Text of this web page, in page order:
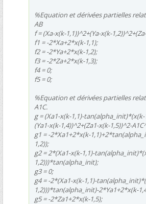
%Equation et dérivées partielles
AB
f = (Xa-x(k-1,1))^2+(Ya-x(k-
f1 = -2*Xa+2*x(k-1,1);
f2 = -2*Ya+2*x(k-1,2);
f3 = -2*Za+2*x(k-1,3);
f4 = 0;
f5 = 0;
%Equation et dérivées partielles
A1C.
g = (Xa1-x(k-1,1)-tan(alpha_init)*(x(k-
(Ya1-x(k-1,4))^2+(Za1-x(k-1,5))^2-
g1 = -2*Xa1+2*x(k-
1,2));
g2 = 2*(Xa1-x(k-1,1)-
1,2)))*tan(alpha_init);
g3 = 0;
g4 = -2*(Xa1-x(k-1,1)-
1,2)))*tan(alpha_init)-2*Ya1+2*x(k-
g5 = -2*Za1+2*x(k-1,5);